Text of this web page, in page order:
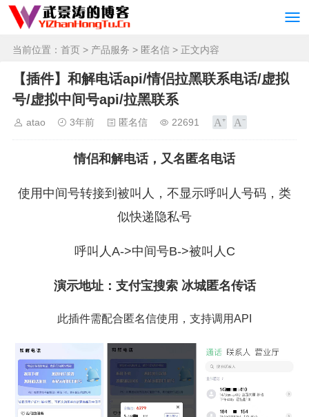
当前位置： 首页 > 产品服务 > 匿名信 > 正文内容
【插件】和解电话api/情侣拉黑联系电话/虚拟
号/虚拟中间号api/拉黑联系
atao 3年前 匿名信 22691
情侣和解电话，又名匿名电话
使用中间号转接到被叫人，不显示呼叫人号码，类
似快递隐私号
呼叫人A->中间号B->被叫人C
演示地址：支付宝搜索 冰城匿名传话
此插件需配合匿名信使用，支持调用API